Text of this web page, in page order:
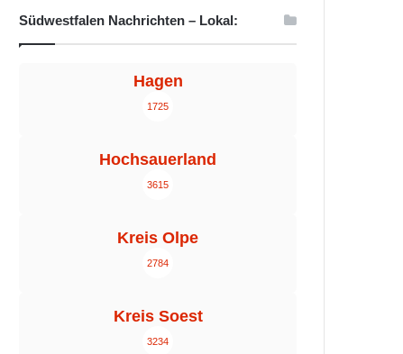
Südwestfalen Nachrichten – Lokal:
Hagen
1725
Hochsauerland
3615
Kreis Olpe
2784
Kreis Soest
3234